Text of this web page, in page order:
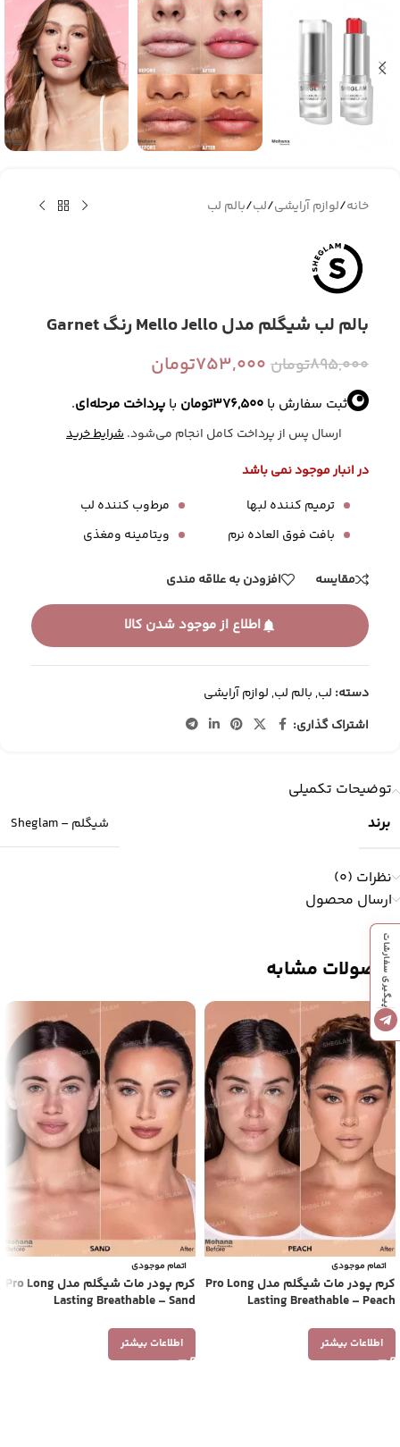
خانه/لوازم آرایشی/لب/بالم لب
بالم لب شیگلم مدل Mello Jello رنگ Garnet
895,000تومان 753,000تومان
ثبت سفارش با 376,500تومان با پرداخت مرحله‌ای.
ارسال پس از پرداخت کامل انجام می‌شود.شرایط خرید
در انبار موجود نمی باشد
ترمیم کننده لبها
بافت فوق العاده نرم
مرط‌وب کننده لب
ویتامینه و‌مغذی
مقایسه افزودن به علاقه مندی
اطلاع از موجود شدن کالا
دسته: لب,بالم لب,لوازم آرایشی
اشتراک گذاری:
توضیحات تکمیلی
برند
شیگلم – Sheglam
نظرات (0)
ارسال محصول
محصولات مشابه
اتمام موجودی
کرم پودر مات شیگلم مدل Pro Long
Lasting Breathable – Peach
اطلاعات بیشتر
اتمام موجودی
کرم پودر مات شیگلم مدل Pro Long
Lasting Breathable – Sand
اطلاعات بیشتر
پیگیری سفارشات